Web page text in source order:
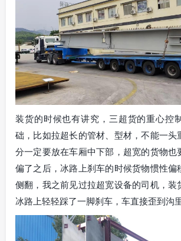
装货的时候也有讲究，三超货的重心控
础，比如拉超长的管材、型材，不能一头
分一定要放在车厢中下部，超宽的货物也
偏了之后，冰路上刹车的时候货物惯性偏
侧翻，我之前见过拉超宽设备的司机，装
冰路上轻轻踩了一脚刹车，车直接歪到沟